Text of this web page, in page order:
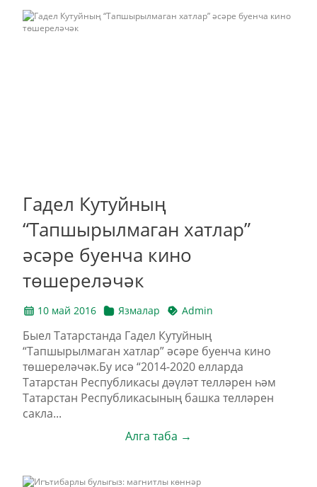
Гадел Кутуйның
“Тапшырылмаган хатлар”
әсәре буенча кино
төшереләчәк
10 май 2016 Язмалар Admin
Быел Татарстанда Гадел Кутуйның
“Тапшырылмаган хатлар” әсәре буенча кино
төшереләчәк.Бу исә “2014-2020 елларда
Татарстан Республикасы дәүләт телләрен һәм
Татарстан Республикасының башка телләрен
сакла...
Алга таба →